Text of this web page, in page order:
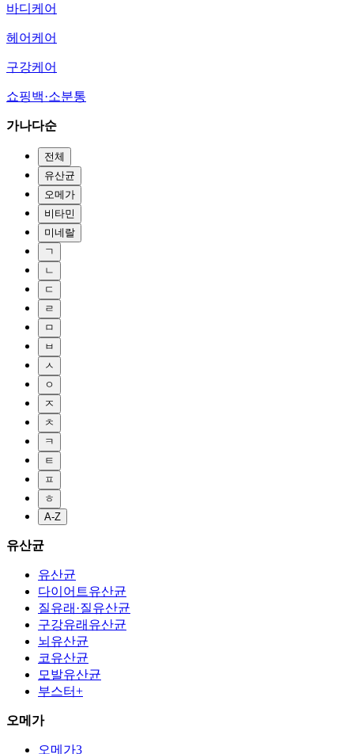
바디케어
헤어케어
구강케어
쇼핑백·소분통
가나다순
전체
유산균
오메가
비타민
미네랄
ㄱ
ㄴ
ㄷ
ㄹ
ㅁ
ㅂ
ㅅ
ㅇ
ㅈ
ㅊ
ㅋ
ㅌ
ㅍ
ㅎ
A-Z
유산균
유산균
다이어트유산균
질유래·질유산균
구강유래유산균
뇌유산균
코유산균
모발유산균
부스터+
오메가
오메가3